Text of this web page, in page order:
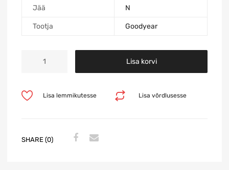
Jää N
Tootja Goodyear
Lisa korvi
Lisa võrdlusesse
Lisa lemmikutesse
SHARE (0)